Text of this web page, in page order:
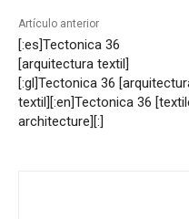
Artículo anterior
[:es]Tectonica 36
[arquitectura textil]
[:gl]Tectonica 36
textil][:en]Tectonica 36
architecture][:]